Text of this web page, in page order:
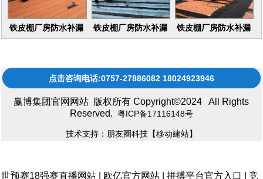
铁皮棚厂房防水补漏
铁皮棚厂房防水补漏
铁皮棚厂房防水补漏
点击咨询电话:0757-27886082 18024923946
赢博集团官网网站 版权所有 Copyright©2024 All Rights
Reserved. 粤ICP备17116148号
技术支持：朋友圈科技【移动建站】
世预赛18强赛直播网站 欧亿官方网站 |拼搏平台官方入口 |竞